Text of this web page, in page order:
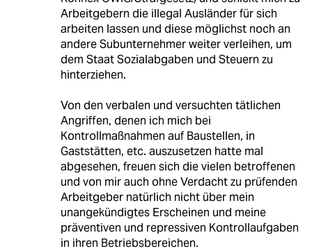
Arbeitgebern die illegal Ausländer für sich
arbeiten lassen und diese möglichst noch an
andere Subunternehmer weiter verleihen, um
dem Staat Sozialabgaben und Steuern zu
hinterziehen.
Von den verbalen und versuchten tätlichen
Angriffen, denen ich mich bei
Kontrollmaßnahmen auf Baustellen, in
Gaststätten, etc. auszusetzen hatte mal
abgesehen, freuen sich die vielen betroffenen
und von mir auch ohne Verdacht zu prüfenden
Arbeitgeber natürlich nicht über mein
unangekündigtes Erscheinen und meine
präventiven und repressiven Kontrollaufgaben
in ihren Betriebsbereichen.